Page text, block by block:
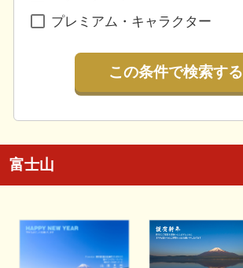
プレミアム・キャラクター
この条件で検索する
富士山